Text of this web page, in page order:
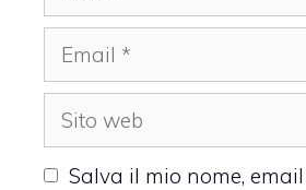
Email
Sito
web
Salva il mio nome,